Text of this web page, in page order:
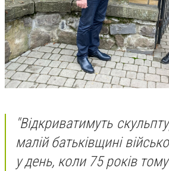
"Відкриватимуть
малій батьківщині
у день, коли 75 років